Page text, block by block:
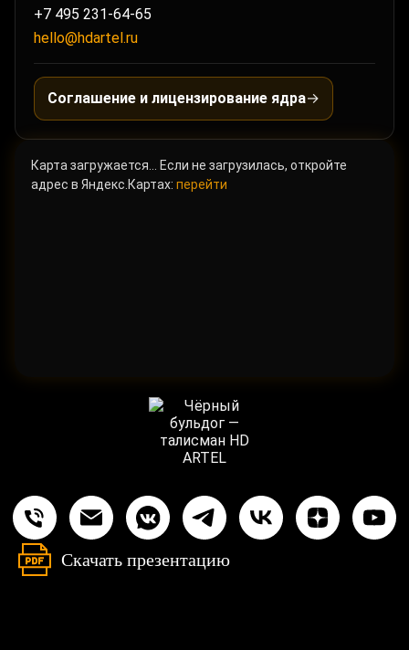
+7 495 231-64-65
hello@hdartel.ru
Соглашение и лицензирование ядра→
Карта загружается… Если не загрузилась, откройте
адрес в Яндекс.Картах: перейти
Скачать презентацию